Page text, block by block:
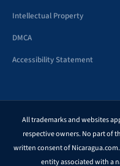
Intellectual Property
DMCA
Accessibility Statement
All trademarks and websites
respective owners. No part of
written consent of
entity associated with a